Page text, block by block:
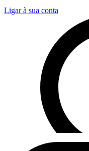
Ligar à sua conta